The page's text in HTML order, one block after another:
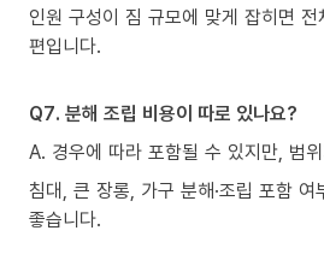
인원 구성이 짐 규모에 맞게 잡히면
편입니다.
Q7. 분해 조립 비용이 따로 있나요?
A. 경우에 따라 포함될 수 있지만, 범
침대, 큰 장롱, 가구 분해·조립 포함
좋습니다.